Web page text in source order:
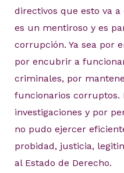
directivos que esto va a
es un mentiroso y es
corrupción. Ya sea por
por encubrir a
criminales, por
funcionarios corruptos.
investigaciones y por
no pudo ejercer
probidad, justicia,
al Estado de Derecho.